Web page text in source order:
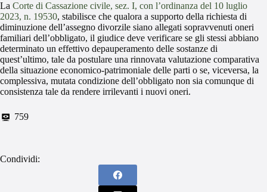
La Corte di Cassazione civile, sez. I, con l’ordinanza del 10 luglio
2023, n. 19530, stabilisce che qualora a supporto della richiesta di
diminuzione dell’assegno divorzile siano allegati sopravvenuti oneri
familiari dell’obbligato, il giudice deve verificare se gli stessi abbiano
determinato un effettivo depauperamento delle sostanze di
quest’ultimo, tale da postulare una rinnovata valutazione comparativa
della situazione economico-patrimoniale delle parti o se, viceversa, la
complessiva, mutata condizione dell’obbligato non sia comunque di
consistenza tale da rendere irrilevanti i nuovi oneri.
759
Condividi: